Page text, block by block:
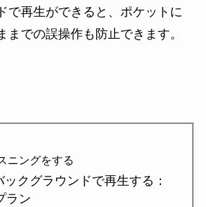
で再生ができると、ポケットに
までの誤操作も防止できます。
ニングをする
ックグラウンドで再生する：
ラン